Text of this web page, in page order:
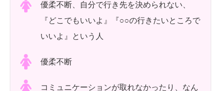
優柔不断、自分で行き先を決められない、
『どこでもいいよ』『○○の行きたいところで
いいよ』という人
優柔不断
コミュニケーションが取れなかったり、なん